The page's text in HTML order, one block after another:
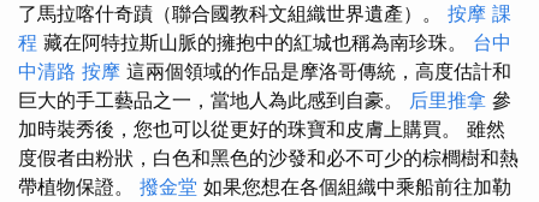
了馬拉喀什奇蹟（聯合國教科文組織世界遺產）。 按摩 課
程 藏在阿特拉斯山脈的擁抱中的紅城也稱為南珍珠。 台中
中清路 按摩 這兩個領域的作品是摩洛哥傳統，高度估計和
巨大的手工藝品之一，當地人為此感到自豪。 后里推拿 參
加時裝秀後，您也可以從更好的珠寶和皮膚上購買。 雖然
度假者由粉狀，白色和黑色的沙發和必不可少的棕櫚樹和熱
帶植物保證。 撥金堂 如果您想在各個組織中乘船前往加勒